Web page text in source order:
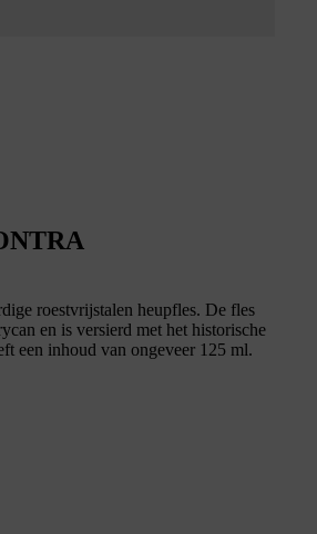
roestvrijstalen heupfles. De fles
en is versierd met het historische
een inhoud van ongeveer 125 ml.